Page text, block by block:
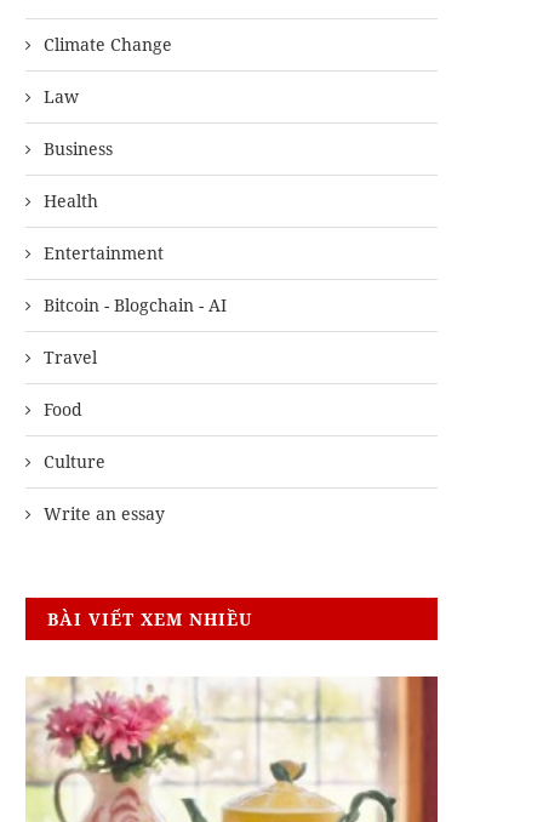
Climate Change
Law
Business
Health
Entertainment
Bitcoin - Blogchain - AI
Travel
Food
Culture
Write an essay
BÀI VIẾT XEM NHIỀU